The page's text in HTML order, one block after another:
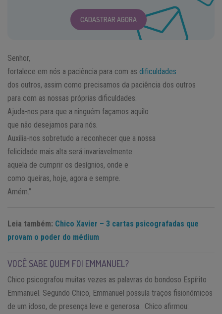
CADASTRAR AGORA
Senhor,
fortalece em nós a paciência para com as dificuldades
dos outros, assim como precisamos da paciência dos outros
para com as nossas próprias dificuldades.
Ajuda-nos para que a ninguém façamos aquilo
que não desejamos para nós.
Auxilia-nos sobretudo a reconhecer que a nossa
felicidade mais alta será invariavelmente
aquela de cumprir os desígnios, onde e
como queiras, hoje, agora e sempre.
Amém.”
Leia também: Chico Xavier – 3 cartas psicografadas que
provam o poder do médium
VOCÊ SABE QUEM FOI EMMANUEL?
Chico psicografou muitas vezes as palavras do bondoso Espírito
Emmanuel. Segundo Chico, Emmanuel possuía traços fisionômicos
de um idoso, de presença leve e generosa. Chico afirmou: